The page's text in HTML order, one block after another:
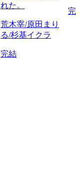
れた。
荒木宰/原田まり
る/杉基イクラ
完結
完